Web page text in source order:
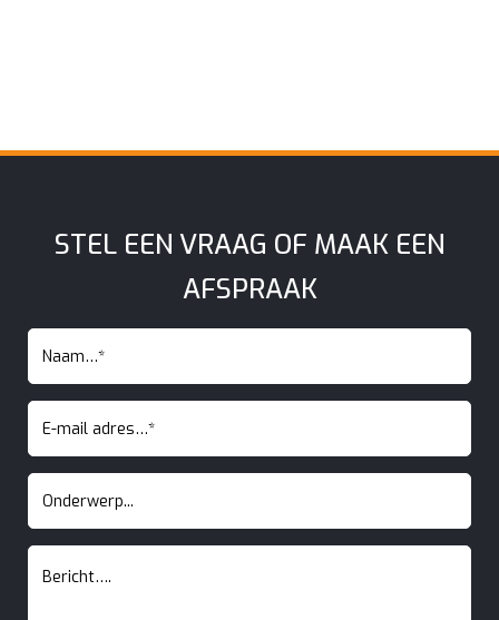
STEL EEN VRAAG OF MAAK EEN
AFSPRAAK